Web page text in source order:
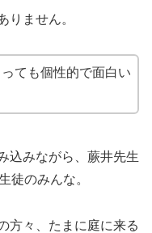
りません。
ても個性的で面白い
込みながら、蕨井先生
徒のみんな。
方々、たまに庭に来る